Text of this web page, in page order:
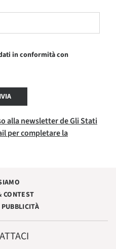
in conformità con
alla newsletter de Gli Stati
per completare la
CONTEST